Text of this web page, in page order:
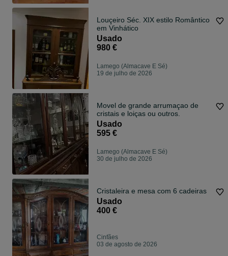
Louçeiro Séc. XIX estilo Romântico
em Vinhático
Usado
980 €
Lamego (Almacave E Sé)
19 de julho de 2026
Movel de grande arrumaçao de
cristais e loiças ou outros.
Usado
595 €
Lamego (Almacave E Sé)
30 de julho de 2026
Cristaleira e mesa com 6 cadeiras
Usado
400 €
Cinfães
03 de agosto de 2026